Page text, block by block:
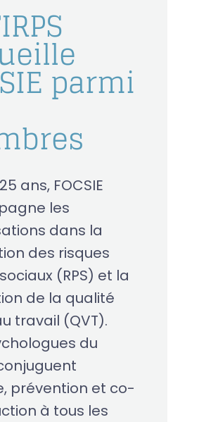
parmi
ans, FOCSIE
les
dans la
des risques
(RPS) et la
de la qualité
travail (QVT).
du
prévention et co-
à tous les